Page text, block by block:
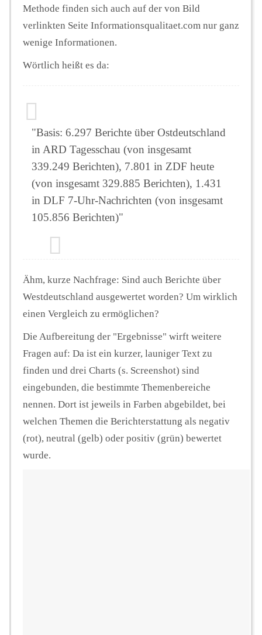
Methode finden sich auch auf der von Bild
verlinkten Seite Informationsqualitaet.com nur ganz
wenige Informationen.
Wörtlich heißt es da:
"Basis: 6.297 Berichte über Ostdeutschland
in ARD Tagesschau (von insgesamt
339.249 Berichten), 7.801 in ZDF heute
(von insgesamt 329.885 Berichten), 1.431
in DLF 7-Uhr-Nachrichten (von insgesamt
105.856 Berichten)"
Ähm, kurze Nachfrage: Sind auch Berichte über
Westdeutschland ausgewertet worden? Um wirklich
einen Vergleich zu ermöglichen?
Die Aufbereitung der "Ergebnisse" wirft weitere
Fragen auf: Da ist ein kurzer, launiger Text zu
finden und drei Charts (s. Screenshot) sind
eingebunden, die bestimmte Themenbereiche
nennen. Dort ist jeweils in Farben abgebildet, bei
welchen Themen die Berichterstattung als negativ
(rot), neutral (gelb) oder positiv (grün) bewertet
wurde.